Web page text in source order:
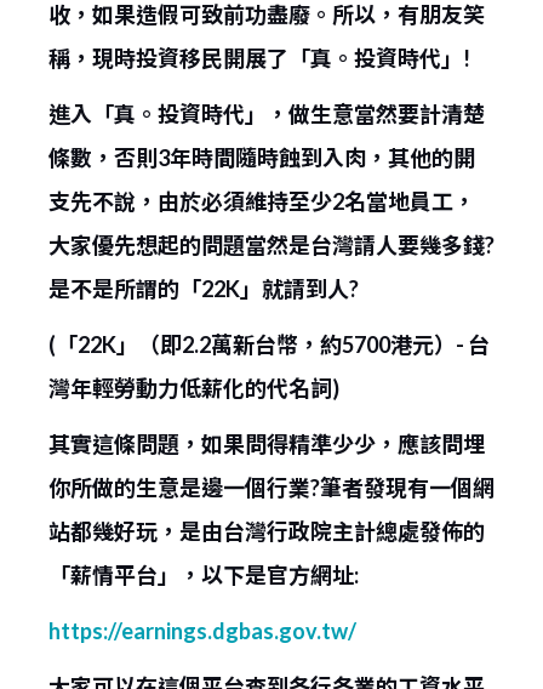
收，如果造假可致前功盡廢。所以，有朋友笑
稱，現時投資移民開展了「真。投資時代」!
進入「真。投資時代」，做生意當然要計清楚
條數，否則3年時間隨時蝕到入肉，其他的開
支先不說，由於必須維持至少2名當地員工，
大家優先想起的問題當然是台灣請人要幾多錢?
是不是所謂的「22K」就請到人?
(「22K」（即2.2萬新台幣，約5700港元）- 台
灣年輕勞動力低薪化的代名詞)
其實這條問題，如果問得精準少少，應該問埋
你所做的生意是邊一個行業?筆者發現有一個網
站都幾好玩，是由台灣行政院主計總處發佈的
「薪情平台」，以下是官方網址:
https://earnings.dgbas.gov.tw/